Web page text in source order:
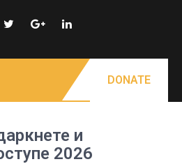
DONATE
и
2026